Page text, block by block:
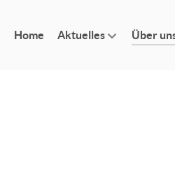
Home Aktuelles Über